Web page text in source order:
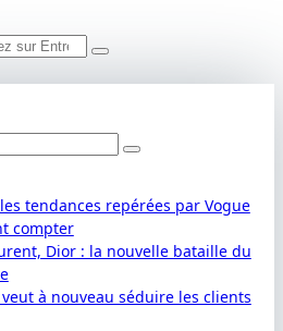
tendances repérées par Vogue
compter
Dior : la nouvelle bataille du
à nouveau séduire les clients